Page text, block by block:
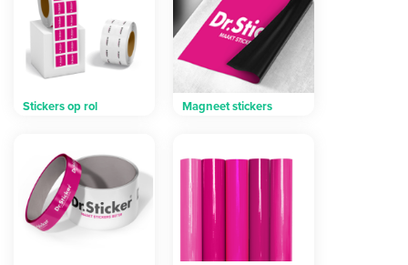
Stickers op rol Magneet stickers